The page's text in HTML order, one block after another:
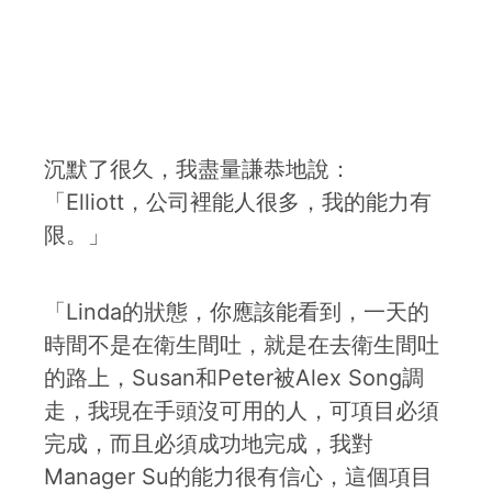
沉默了很久，我盡量謙恭地說：
「Elliott，公司裡能人很多，我的能力有
限。」
「Linda的狀態，你應該能看到，一天的
時間不是在衛生間吐，就是在去衛生間吐
的路上，Susan和Peter被Alex Song調
走，我現在手頭沒可用的人，可項目必須
完成，而且必須成功地完成，我對
Manager Su的能力很有信心，這個項目